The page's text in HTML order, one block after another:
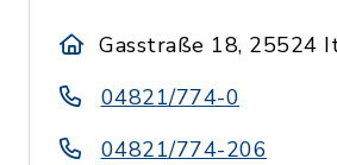
Gasstraße 18, 25524
04821/774-0
04821/774-206